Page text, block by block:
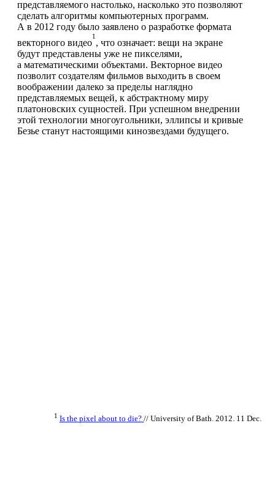
представляемого настолько, насколько это позволяют
сделать алгоритмы компьютерных программ.
А в 2012 году было заявлено о разработке формата
векторного видео
1
, что означает: вещи на экране
будут представлены уже не пикселями,
а математическими объектами. Векторное видео
позволит создателям фильмов выходить в своем
воображении далеко за пределы наглядно
представляемых вещей, к абстрактному миру
платоновских сущностей. При успешном внедрении
этой технологии многоугольники, эллипсы и кривые
Безье станут настоящими кинозвездами будущего.
1 Is the pixel about to die? // University of Bath. 2012. 11 Dec.